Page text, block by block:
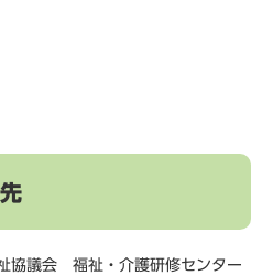
議会 福祉・介護研修センター